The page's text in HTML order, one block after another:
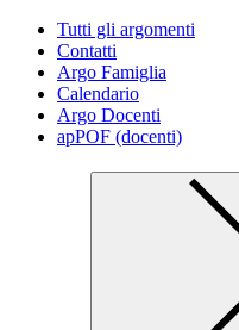
Tutti gli argomenti
Contatti
Argo Famiglia
Calendario
Argo Docenti
apPOF (docenti)